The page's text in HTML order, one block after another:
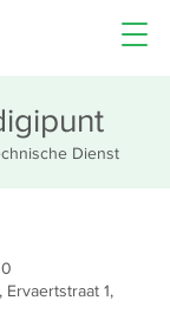
Dienst
1,